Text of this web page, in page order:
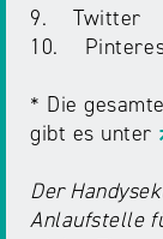
9. Twitter
10.
* Die
gibt es unter
Der
Anlaufstelle